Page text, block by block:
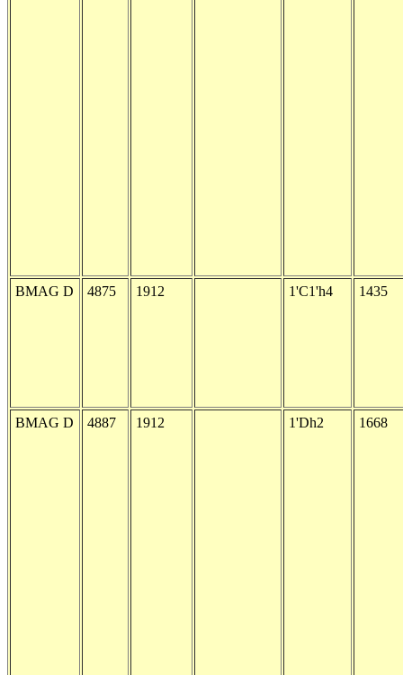
BMAG D 4875 1912 1'C1'h4 1435
BMAG D 4887 1912 1'Dh2 1668